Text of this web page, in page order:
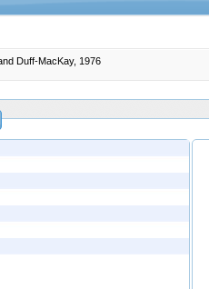
Duff-MacKay, 1976